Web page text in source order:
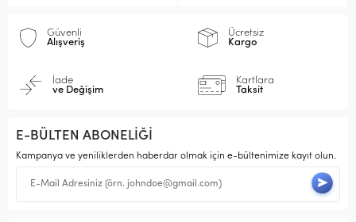
Güvenli
Alışveriş
Ücretsiz
Kargo
İade
ve Değişim
Kartlara
Taksit
E-BÜLTEN ABONELİĞİ
Kampanya ve yeniliklerden haberdar olmak için e-bültenimize kayıt olun.